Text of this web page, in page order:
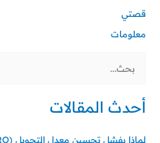
قصتي
معلومات
البحث
أحدث المقالات